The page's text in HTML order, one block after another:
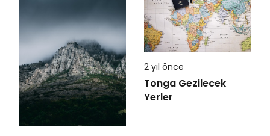
2 yıl önce
Tonga Gezilecek
Yerler